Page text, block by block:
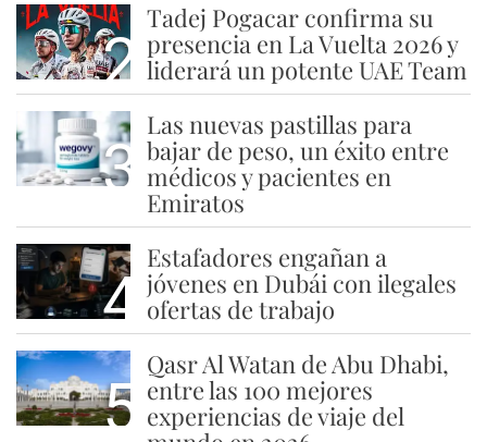
2
Tadej Pogacar confirma su
presencia en La Vuelta 2026 y
liderará un potente UAE Team
3
Las nuevas pastillas para
bajar de peso, un éxito entre
médicos y pacientes en
Emiratos
4
Estafadores engañan a
jóvenes en Dubái con ilegales
ofertas de trabajo
5
Qasr Al Watan de Abu Dhabi,
entre las 100 mejores
experiencias de viaje del